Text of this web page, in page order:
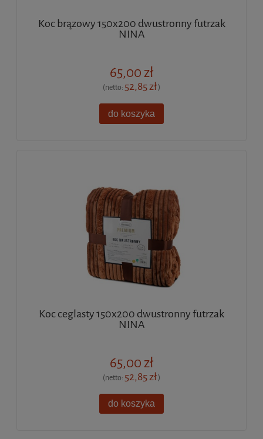
Koc brązowy 150x200 dwustronny futrzak
NINA
65,00 zł
(netto: 52,85 zł)
do koszyka
Koc ceglasty 150x200 dwustronny futrzak
NINA
65,00 zł
(netto: 52,85 zł)
do koszyka